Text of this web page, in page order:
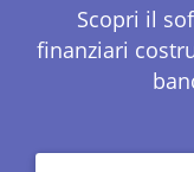
Scopri il
finanziari